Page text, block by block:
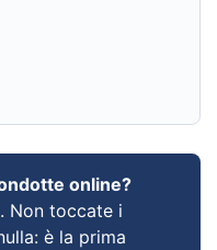
online?
. Non toccate i
è la prima